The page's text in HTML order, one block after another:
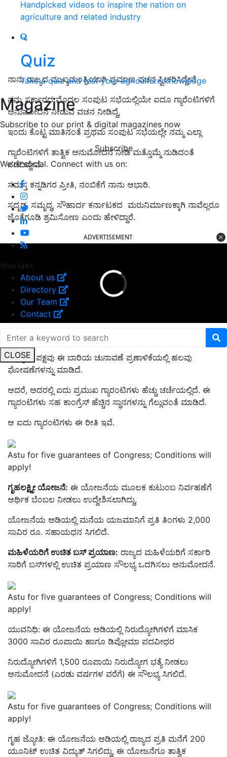
Handpicked videos to inspire the nation on
agriculture and related industry
Quiz
Take a quiz and test your agriculture knowledge
Magazine
Subscribe to our print & digital magazines now
Subscribe
We're social. Connect with us on:
More Links
About us
Directory
Our Team
Contact
CLOSE
ನಾನು ರಾಜ್ಯದ ಮುಖ್ಯಮಂತ್ರಿಯಾಗಿ ಪ್ರಮಾಣ ವಚನ ಸ್ವೀಕರಿಸಿದ್ದೇನೆ.
ನಮ್ಮ ಸರ್ಕಾರದ ಮೊದಲ ಸಂಪುಟ ಸಭೆಯಲ್ಲಿಯೇ ಐದೂ ಗ್ಯಾರೆಂಟಿಗಳಿಗೆ
ಅನುಮೋದನೆ ನೀಡುವ ವಚನ ನೀಡಿದ್ದೆ,
ಇಂದು ಕೊಟ್ಟ ಮಾತಿನಂತೆ ಪ್ರಥಮ ಸಂಪುಟ ಸಭೆಯಲ್ಲೇ ನಮ್ಮ ಎಲ್ಲಾ
ಗ್ಯಾರೆಂಟಿಗಳಿಗೆ ತಾತ್ವಿಕ ಅನುಮೋದನೆ ನೀಡಿ ಮತ್ತೊಮ್ಮೆ ನುಡಿದಂತೆ
ನಡೆದಿದ್ದೇವೆ.
ಸಮಸ್ತ ಕನ್ನಡಿಗರ ಪ್ರೀತಿ, ನಂಬಿಕೆಗೆ ನಾನು ಆಭಾರಿ.
ಸದೃಢ, ಸಮೃದ್ಧ, ಸೌಹಾರ್ದ ಕರ್ನಾಟಕದ ಮರುನಿರ್ಮಾಣಕ್ಕಾಗಿ ನಾವೆಲ್ಲರೂ
ಜೊತೆಗೂಡಿ ಶ್ರಮಿಸೋಣ ಎಂದು ಹೇಳಿದ್ದಾರೆ.
ADVERTISEMENT
ಕಾಂಗ್ರೆಸ್ ನೀಡಿದ್ದ ಐದು ಭರವಸೆಗಳು ಏನು
ಕಾಂಗ್ರೆಸ್‌ ಪಕ್ಷವು ಈ ಬಾರಿಯ ಚುನಾವಣೆ ಪ್ರಣಾಳಿಕೆಯಲ್ಲಿ ಹಲವು
ಘೋಷಣೆಗಳನ್ನು ಮಾಡಿದೆ.
ಆದರೆ, ಅದರಲ್ಲಿ ಐದು ಪ್ರಮುಖ ಗ್ಯಾರಂಟಿಗಳು ಹೆಚ್ಚು ಚರ್ಚೆಯಲ್ಲಿದೆ. ಈ
ಗ್ಯಾರಂಟಿಗಳು ಸಹ ಕಾಂಗ್ರೆಸ್‌ ಹೆಚ್ಚಿನ ಸ್ಥಾನಗಳನ್ನು ಗೆಲ್ಲುವಂತೆ ಮಾಡಿದೆ.
ಆ ಐದು ಗ್ಯಾರಂಟಿಗಳು ಈ ರೀತಿ ಇವೆ.
Astu for five guarantees of Congress; Conditions will
apply!
ಗೃಹಲಕ್ಷ್ಮೀ ಯೋಜನೆ: ಈ ಯೋಜನೆಯ ಮೂಲಕ ಕುಟುಂಬ ನಿರ್ವಹಣೆಗೆ
ಆರ್ಥಿಕ ಬೆಂಬಲ ನೀಡಲು ಉದ್ದೇಶಿಸಲಾಗಿದ್ದು,
ಯೋಜನೆಯ ಅಡಿಯಲ್ಲಿ ಮನೆಯ ಯಜಮಾನಿಗೆ ಪ್ರತಿ ತಿಂಗಳು 2,000
ಸಾವಿರ ರೂ. ಸಹಾಯಧನ ಸಿಗಲಿದೆ.
ಮಹಿಳೆಯರಿಗೆ ಉಚಿತ ಬಸ್‌ ಪ್ರಯಾಣ: ರಾಜ್ಯದ ಮಹಿಳೆಯರಿಗೆ ಸರ್ಕಾರಿ
ಸಾರಿಗೆ ಬಸ್‌ಗಳಲ್ಲಿ ಉಚಿತ ಪ್ರಯಾಣ ಸೌಲಭ್ಯ ಒದಗಿಸಲು ಅನುಮೋದನೆ.
Astu for five guarantees of Congress; Conditions will
apply!
ಯುವನಿಧಿ: ಈ ಯೋಜನೆಯ ಅಡಿಯಲ್ಲಿ ನಿರುದ್ಯೋಗಿಗಳಿಗೆ ಮಾಸಿಕ
3000 ಸಾವಿರ ರೂಪಾಯಿ ಹಾಗೂ ಡಿಪ್ಲೋಮಾ ಪದವೀಧರ
ನಿರುದ್ಯೋಗಿಗಳಿಗೆ 1,500 ರೂಪಾಯಿ ನಿರುದ್ಯೋಗ ಭತ್ಯೆ ನೀಡಲು
ಅನುಮೋದನೆ (ಎರಡು ವರ್ಷಗಳ ವರೆಗೆ) ಈ ಸೌಲಭ್ಯ ಸಿಗಲಿದೆ.
Astu for five guarantees of Congress; Conditions will
apply!
ಗೃಹ ಜ್ಯೋತಿ: ಈ ಯೋಜನೆಯ ಅಡಿಯಲ್ಲಿ ರಾಜ್ಯದ ಪ್ರತಿ ಮನೆಗೆ 200
ಯೂನಿಟ್‌ ಉಚಿತ ವಿದ್ಯುತ್‌ ಸಿಗಲಿದ್ದು, ಈ ಯೋಜನೆಗೂ ತಾತ್ವಿಕ